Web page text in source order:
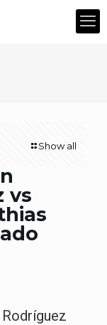
Show all
vs